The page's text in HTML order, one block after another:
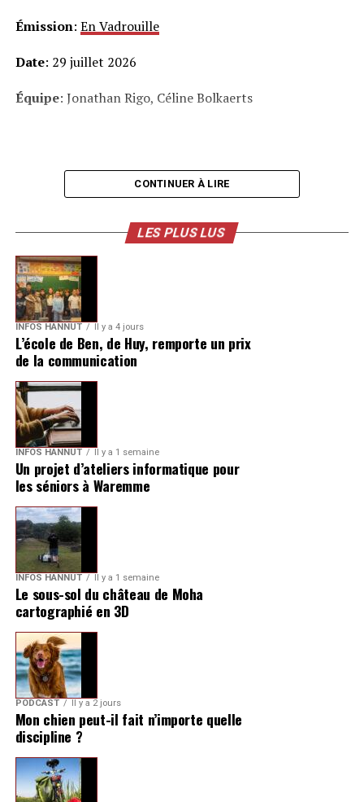
Émission: En Vadrouille
Date: 29 juillet 2026
Équipe: Jonathan Rigo, Céline Bolkaerts
CONTINUER À LIRE
LES PLUS LUS
INFOS HANNUT Il y a 4 jours
L’école de Ben, de Huy, remporte un prix
de la communication
INFOS HANNUT Il y a 1 semaine
Un projet d’ateliers informatique pour
les séniors à Waremme
INFOS HANNUT Il y a 1 semaine
Le sous-sol du château de Moha
cartographié en 3D
PODCAST Il y a 2 jours
Mon chien peut-il fait n’importe quelle
discipline ?